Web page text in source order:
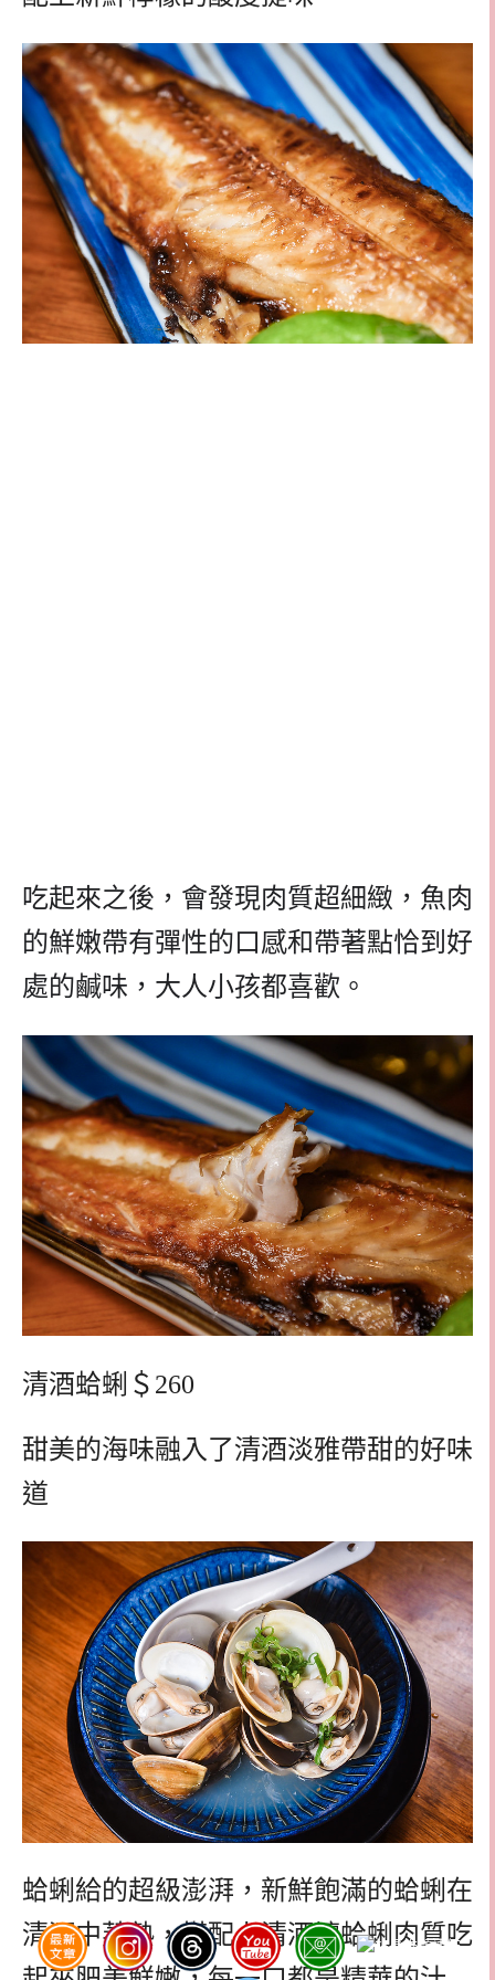
吃起來之後，會發現肉質超細緻，魚肉
的鮮嫩帶有彈性的口感和帶著點恰到好
處的鹹味，大人小孩都喜歡。
清酒蛤蜊＄260
甜美的海味融入了清酒淡雅帶甜的好味
道
蛤蜊給的超級澎湃，新鮮飽滿的蛤蜊在
清酒中蒸熟，搭配上清酒讓蛤蜊肉質吃